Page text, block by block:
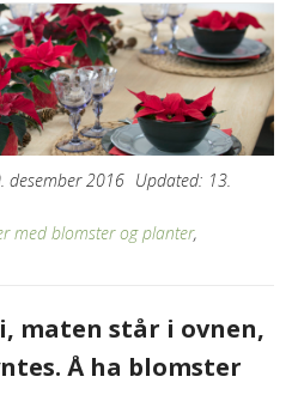
desember 2016 Updated: 13.
med blomster og planter,
maten står i ovnen,
Å ha blomster